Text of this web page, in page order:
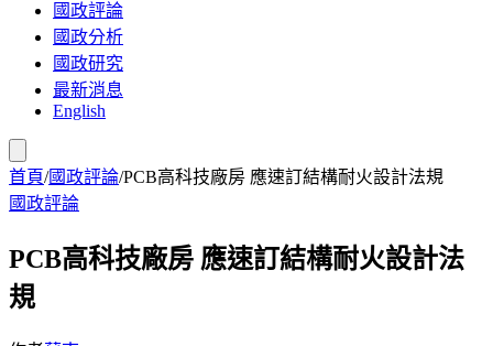
國政評論
國政分析
國政研究
最新消息
English
首頁/國政評論/PCB高科技廠房 應速訂結構耐火設計法規
國政評論
PCB高科技廠房 應速訂結構耐火設計法
規